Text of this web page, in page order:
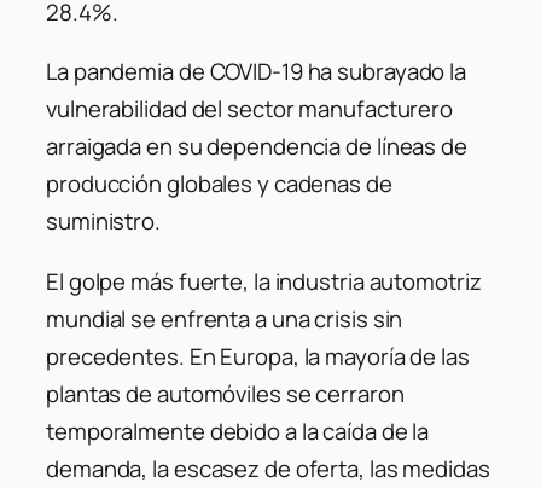
28.4%.
La pandemia de COVID-19 ha subrayado la
vulnerabilidad del sector manufacturero
arraigada en su dependencia de líneas de
producción globales y cadenas de
suministro.
El golpe más fuerte, la industria automotriz
mundial se enfrenta a una crisis sin
precedentes. En Europa, la mayoría de las
plantas de automóviles se cerraron
temporalmente debido a la caída de la
demanda, la escasez de oferta, las medidas